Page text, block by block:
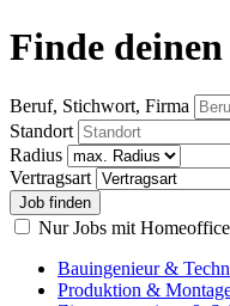
Finde
Beruf, Stichwort, Firma
Standort
Radius
Vertragsart
Nur Jobs mit
Bauingenieur &
Produktion &